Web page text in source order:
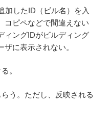
加したID（ビル名）を入
コピペなどで間違えない
ィングIDがビルディング
に表示されない。
。
う。ただし、反映される